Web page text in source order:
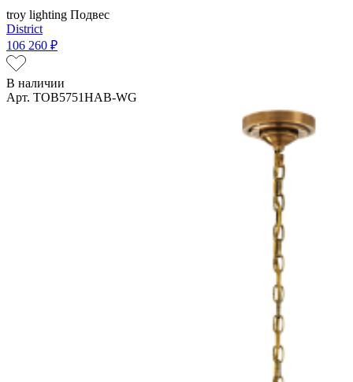
troy lighting Подвес
District
106 260 ₽
В наличии
Арт. TOB5751HAB-WG